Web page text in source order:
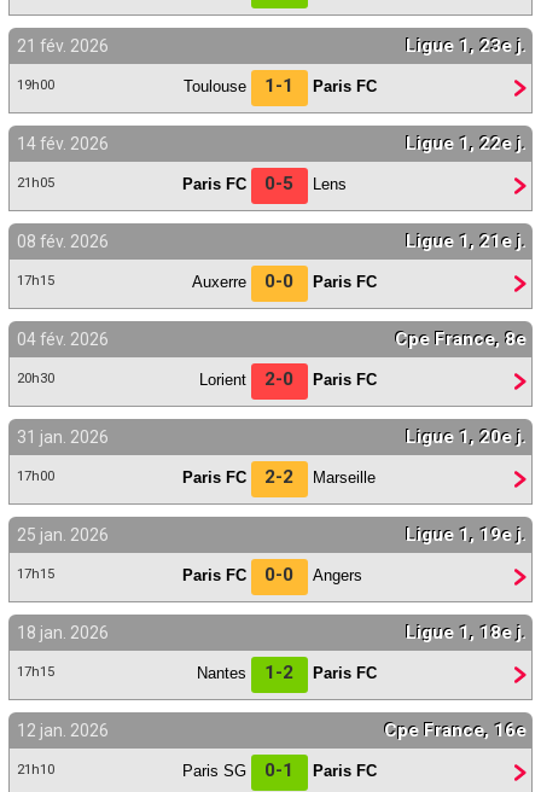
21 fév. 2026 Ligue 1, 23e j.
19h00 Toulouse 1-1 Paris FC
14 fév. 2026 Ligue 1, 22e j.
21h05 Paris FC 0-5 Lens
08 fév. 2026 Ligue 1, 21e j.
17h15 Auxerre 0-0 Paris FC
04 fév. 2026 Cpe France, 8e
20h30 Lorient 2-0 Paris FC
31 jan. 2026 Ligue 1, 20e j.
17h00 Paris FC 2-2 Marseille
25 jan. 2026 Ligue 1, 19e j.
17h15 Paris FC 0-0 Angers
18 jan. 2026 Ligue 1, 18e j.
17h15 Nantes 1-2 Paris FC
12 jan. 2026 Cpe France, 16e
21h10 Paris SG 0-1 Paris FC